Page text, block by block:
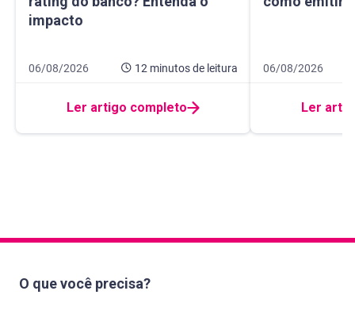
impacto
Data de publicação 6 de agosto de 2026
06/08/2026 12 minutosde leitura
12 minutos de leitura
Ler artigo completo
Data de
06/08/2026
8 minutos de
Ler
O que você precisa?